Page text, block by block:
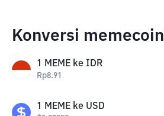
Konversi memecoin
1 MEME ke IDR
Rp8.91
1 MEME ke USD